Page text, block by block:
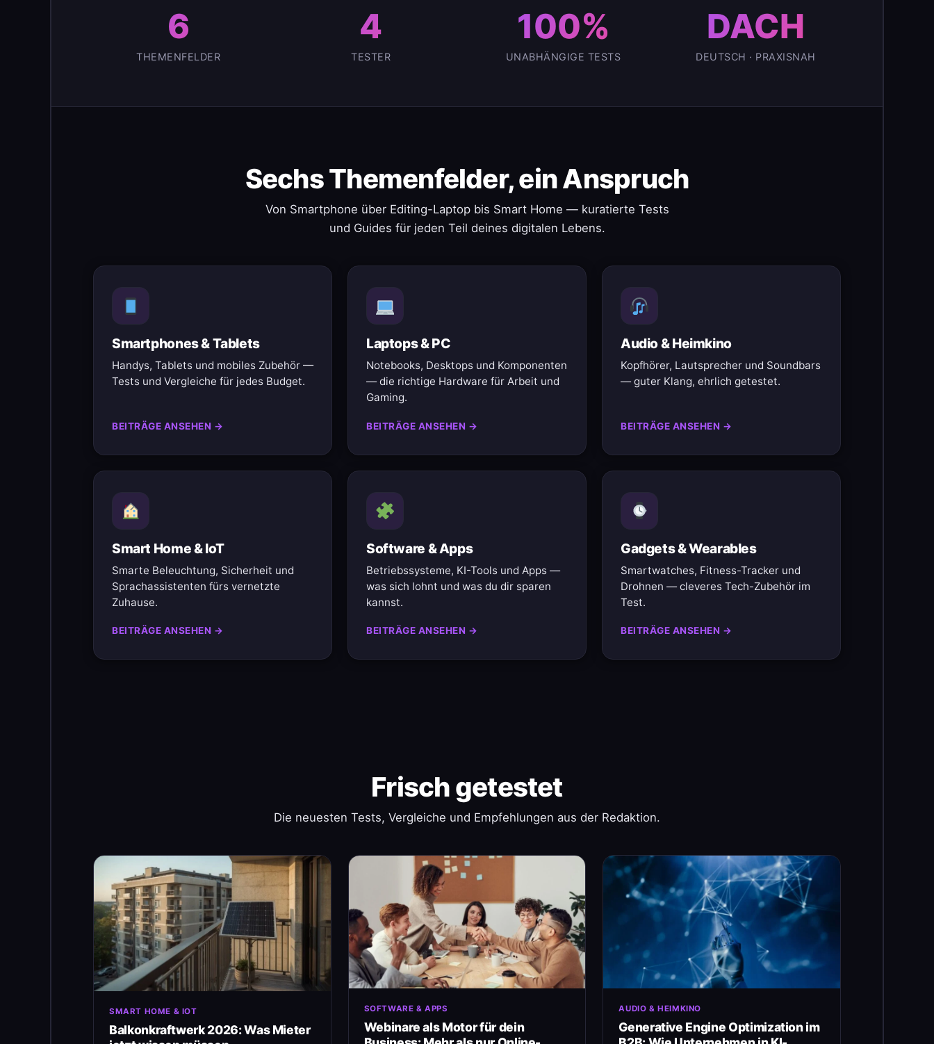
6
THEMENFELDER
4
TESTER
100%
UNABHÄNGIGE TESTS
DACH
DEUTSCH · PRAXISNAH
Sechs Themenfelder, ein Anspruch
Von Smartphone über Editing-Laptop bis Smart Home — kuratierte Tests
und Guides für jeden Teil deines digitalen Lebens.
Smartphones & Tablets
Handys, Tablets und mobiles Zubehör —
Tests und Vergleiche für jedes Budget.
BEITRÄGE ANSEHEN →
Laptops & PC
Notebooks, Desktops und Komponenten
— die richtige Hardware für Arbeit und
Gaming.
BEITRÄGE ANSEHEN →
Audio & Heimkino
Kopfhörer, Lautsprecher und Soundbars
— guter Klang, ehrlich getestet.
BEITRÄGE ANSEHEN →
Smart Home & IoT
Smarte Beleuchtung, Sicherheit und
Sprachassistenten fürs vernetzte
Zuhause.
BEITRÄGE ANSEHEN →
Software & Apps
Betriebssysteme, KI-Tools und Apps —
was sich lohnt und was du dir sparen
kannst.
BEITRÄGE ANSEHEN →
Gadgets & Wearables
Smartwatches, Fitness-Tracker und
Drohnen — cleveres Tech-Zubehör im
Test.
BEITRÄGE ANSEHEN →
Frisch getestet
Die neuesten Tests, Vergleiche und Empfehlungen aus der Redaktion.
SMART HOME & IOT
Balkonkraftwerk 2026: Was Mieter
SOFTWARE & APPS
Webinare als Motor für dein
AUDIO & HEIMKINO
Generative Engine Optimization im